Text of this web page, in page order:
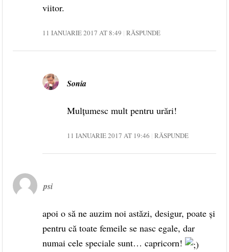
viitor.
11 IANUARIE 2017 AT 8:49 RĂSPUNDE
Sonia
Mulțumesc mult pentru urări!
11 IANUARIE 2017 AT 19:46 RĂSPUNDE
psi
apoi o să ne auzim noi astăzi, desigur, poate și
pentru că toate femeile se nasc egale, dar
numai cele speciale sunt… capricorn!